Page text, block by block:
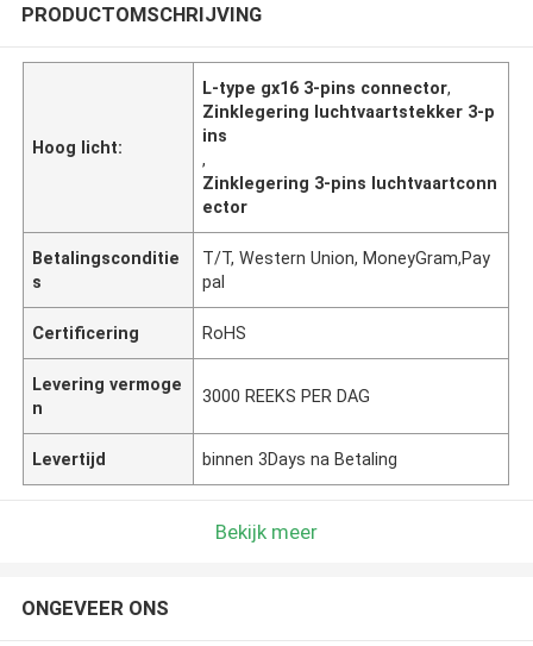
PRODUCTOMSCHRIJVING
Hoog licht:
L-type gx16 3-pins connector,
Zinklegering luchtvaartstekker 3-p
ins
,
Zinklegering 3-pins luchtvaartconn
ector
Betalingsconditie
s
T/T, Western Union, MoneyGram,Pay
pal
Certificering RoHS
Levering vermoge
n
3000 REEKS PER DAG
Levertijd binnen 3Days na Betaling
Bekijk meer
ONGEVEER ONS